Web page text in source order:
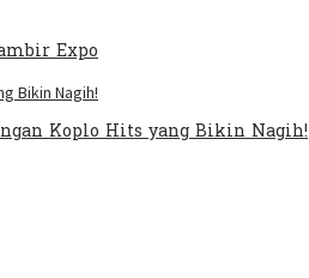
Expo
Koplo Hits yang Bikin Nagih!